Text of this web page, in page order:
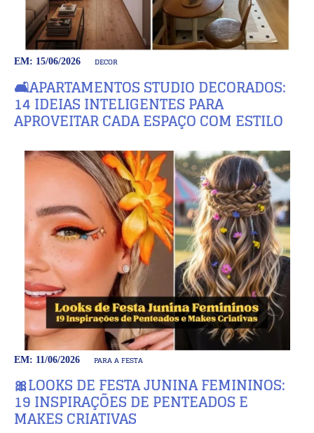
EM: 15/06/2026 DECOR
🛋️APARTAMENTOS STUDIO DECORADOS:
14 IDEIAS INTELIGENTES PARA
APROVEITAR CADA ESPAÇO COM ESTILO
EM: 11/06/2026 PARA A FESTA
🎀LOOKS DE FESTA JUNINA FEMININOS:
19 INSPIRAÇÕES DE PENTEADOS E
MAKES CRIATIVAS